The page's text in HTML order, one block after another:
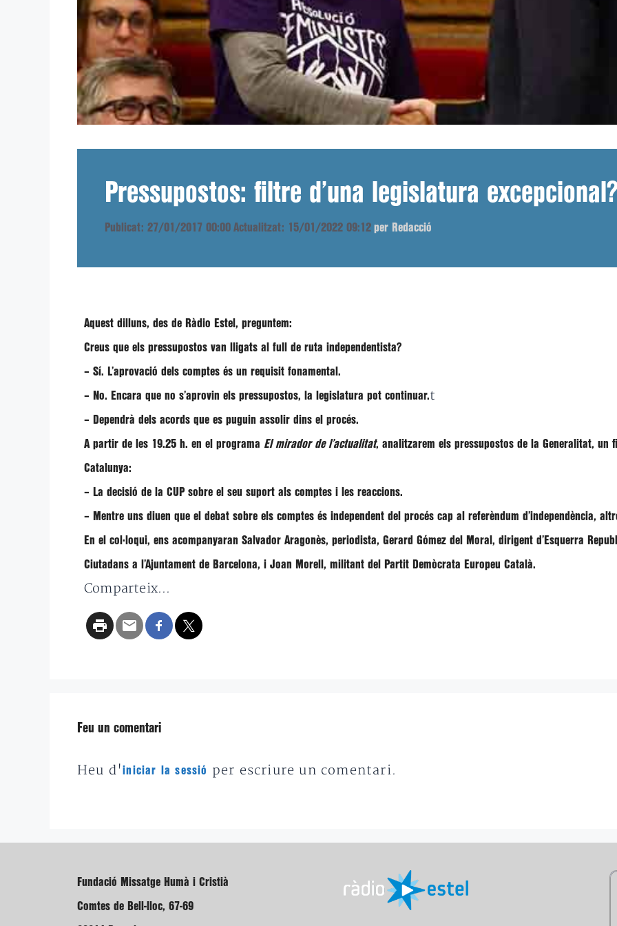
Pressupostos: filtre d’una legislatura
Publicat: 27/01/2017 00:00 Actualitzat: 15/01/2022 09:12 per Redacció
Aquest dilluns, des de Ràdio Estel, preguntem:
Creus que els pressupostos van lligats al full de ruta independentista?
– Sí. L’aprovació dels comptes és un requisit fonamental.
– No. Encara que no s’aprovin els pressupostos, la legislatura pot continuar.t
– Dependrà dels acords que es puguin assolir dins el procés.
A partir de les 19.25 h. en el programa El mirador de l’actualitat, analitzarem els pressupostos de la Generalitat, un
Catalunya:
– La decisió de la CUP sobre el seu suport als comptes i les reaccions.
– Mentre uns diuen que el debat sobre els comptes és independent del procés cap al referèndum d’independència,
En el col·loqui, ens acompanyaran Salvador Aragonès, periodista, Gerard Gómez del Moral , dirigent d’Esquerra
Ciutadans a l’Ajuntament de Barcelona, i Joan Morell , militant del Partit Demòcrata Europeu Català.
Comparteix...
Feu un comentari
Heu d'iniciar la sessió per escriure un comentari.
Fundació Missatge Humà i Cristià
Comtes de Bell-lloc, 67-69